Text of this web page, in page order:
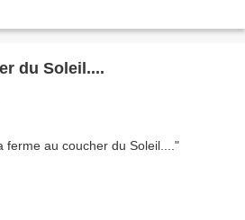
du Soleil....